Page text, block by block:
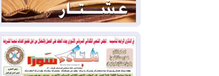
2026-07-31أتروشي: قرار السلم والحرب
في العراق "مختطف" وخارج سيطرة
الحكومة
2026-07-31
50 درجة مئوية في 5
محافظات.. العراق على موعد مع موجة حر
السبت